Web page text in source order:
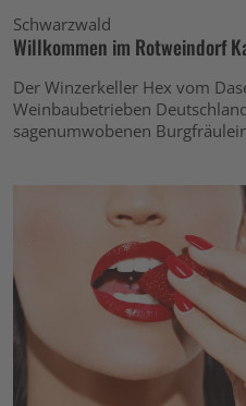
Schwarzwald
Willkommen im Rotweindorf
Der Winzerkeller Hex vom
Weinbaubetrieben
sagenumwobenen